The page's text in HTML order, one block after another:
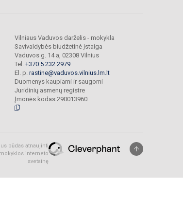
Vilniaus Vaduvos darželis - mokykla
Savivaldybės biudžetinė įstaiga
Vaduvos g. 14 a, 02308 Vilnius
Tel. +370 5 232 2979
El. p. rastine@vaduvos.vilnius.lm.lt
Duomenys kaupiami ir saugomi
Juridinių asmenų registre
Įmonės kodas 290013960
būdas atnaujinti
mokyklos interneto
svetainę